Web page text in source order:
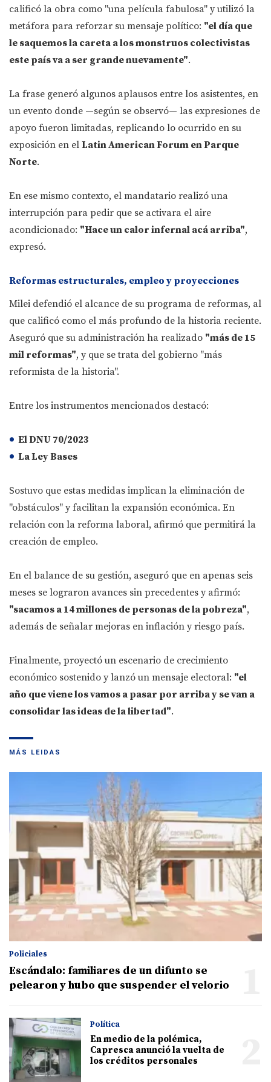
calificó la obra como "una película fabulosa" y utilizó la
metáfora para reforzar su mensaje político: "el día que
le saquemos la careta a los monstruos colectivistas
este país va a ser grande nuevamente".
La frase generó algunos aplausos entre los asistentes, en
un evento donde —según se observó— las expresiones de
apoyo fueron limitadas, replicando lo ocurrido en su
exposición en el Latin American Forum en Parque
Norte.
En ese mismo contexto, el mandatario realizó una
interrupción para pedir que se activara el aire
acondicionado: "Hace un calor infernal acá arriba",
expresó.
Reformas estructurales, empleo y proyecciones
Milei defendió el alcance de su programa de reformas, al
que calificó como el más profundo de la historia reciente.
Aseguró que su administración ha realizado "más de 15
mil reformas", y que se trata del gobierno "más
reformista de la historia".
Entre los instrumentos mencionados destacó:
ElDNU 70/2023
LaLey Bases
Sostuvo que estas medidas implican la eliminación de
"obstáculos" y facilitan la expansión económica. En
relación con la reforma laboral, afirmó que permitirá la
creación de empleo.
En el balance de su gestión, aseguró que en apenas seis
meses se lograron avances sin precedentes y afirmó:
"sacamos a 14 millones de personas de la pobreza",
además de señalar mejoras en inflación y riesgo país.
Finalmente, proyectó un escenario de crecimiento
económico sostenido y lanzó un mensaje electoral: "el
año que viene los vamos a pasar por arriba y se van a
consolidar las ideas de la libertad".
MÁS LEIDAS
Policiales
Escándalo: familiares de un difunto se
pelearon y hubo que suspender el velorio
Política
En medio de la polémica,
Capresca anunció la vuelta de
los créditos personales